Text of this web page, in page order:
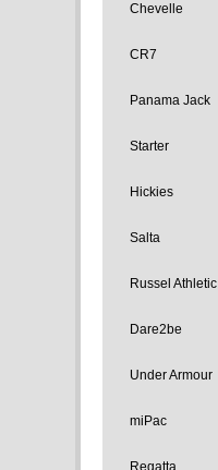
Chevelle
CR7
Panama Jack
Starter
Hickies
Salta
Russel Athletic
Dare2be
Under Armour
miPac
Regatta